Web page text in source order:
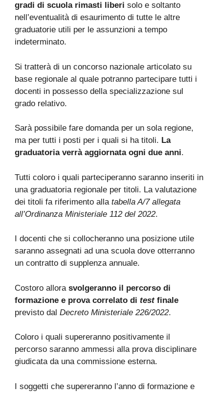
gradi di scuola rimasti liberi solo e soltanto
nell’eventualità di esaurimento di tutte le altre
graduatorie utili per le assunzioni a tempo
indeterminato.
Si tratterà di un concorso nazionale articolato su
base regionale al quale potranno partecipare tutti i
docenti in possesso della specializzazione sul
grado relativo.
Sarà possibile fare domanda per un sola regione,
ma per tutti i posti per i quali si ha titoli. La
graduatoria verrà aggiornata ogni due anni.
Tutti coloro i quali parteciperanno saranno inseriti in
una graduatoria regionale per titoli. La valutazione
dei titoli fa riferimento alla tabella A/7 allegata
all’Ordinanza Ministeriale 112 del 2022.
I docenti che si collocheranno una posizione utile
saranno assegnati ad una scuola dove otterranno
un contratto di supplenza annuale.
Costoro allora svolgeranno il percorso di
formazione e prova correlato di test finale
previsto dal Decreto Ministeriale 226/2022.
Coloro i quali supereranno positivamente il
percorso saranno ammessi alla prova disciplinare
giudicata da una commissione esterna.
I soggetti che supereranno l’anno di formazione e